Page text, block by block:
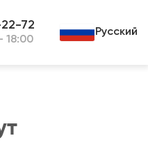
22-72
18:00
Русский